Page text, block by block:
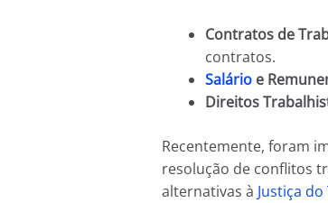
Contratos de
contratos.
Salárioe
Direitos
Recentemente, foram
resolução de conflitos
alternativas à Justiça